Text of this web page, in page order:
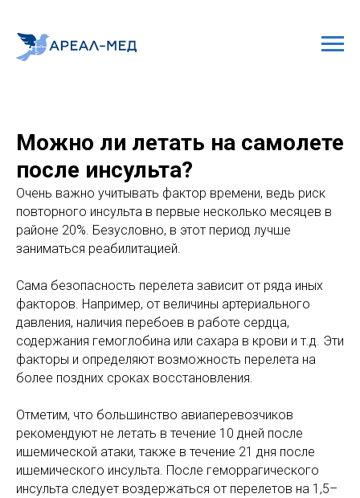
Можно ли летать на самолете
после инсульта?
Очень важно учитывать фактор времени, ведь риск
повторного инсульта в первые несколько месяцев в
районе 20%. Безусловно, в этот период лучше
заниматься реабилитацией.
Сама безопасность перелета зависит от ряда иных
факторов. Например, от величины артериального
давления, наличия перебоев в работе сердца,
содержания гемоглобина или сахара в крови и т.д. Эти
факторы и определяют возможность перелета на
более поздних сроках восстановления.
Отметим, что большинство авиаперевозчиков
рекомендуют не летать в течение 10 дней после
ишемической атаки, также в течение 21 дня после
ишемического инсульта. После геморрагического
инсульта следует воздержаться от перелетов на 1,5–